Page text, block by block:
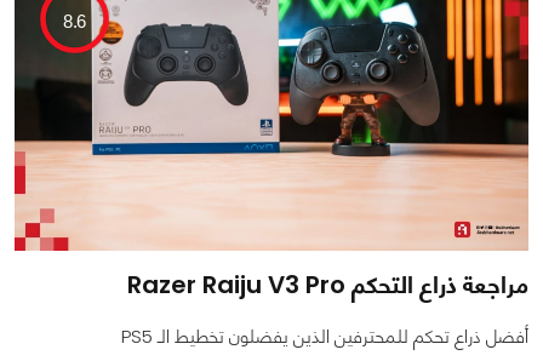
8.6
مراجعة ذراع التحكم Razer Raiju V3 Pro
أفضل ذراع تحكم للمحترفين الذين يفضلون تخطيط الـ PS5